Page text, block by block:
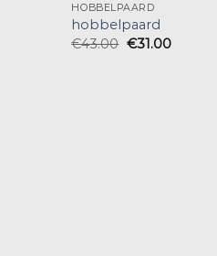
HOBBELPAARD
hobbelpaard
€43.00 €31.00